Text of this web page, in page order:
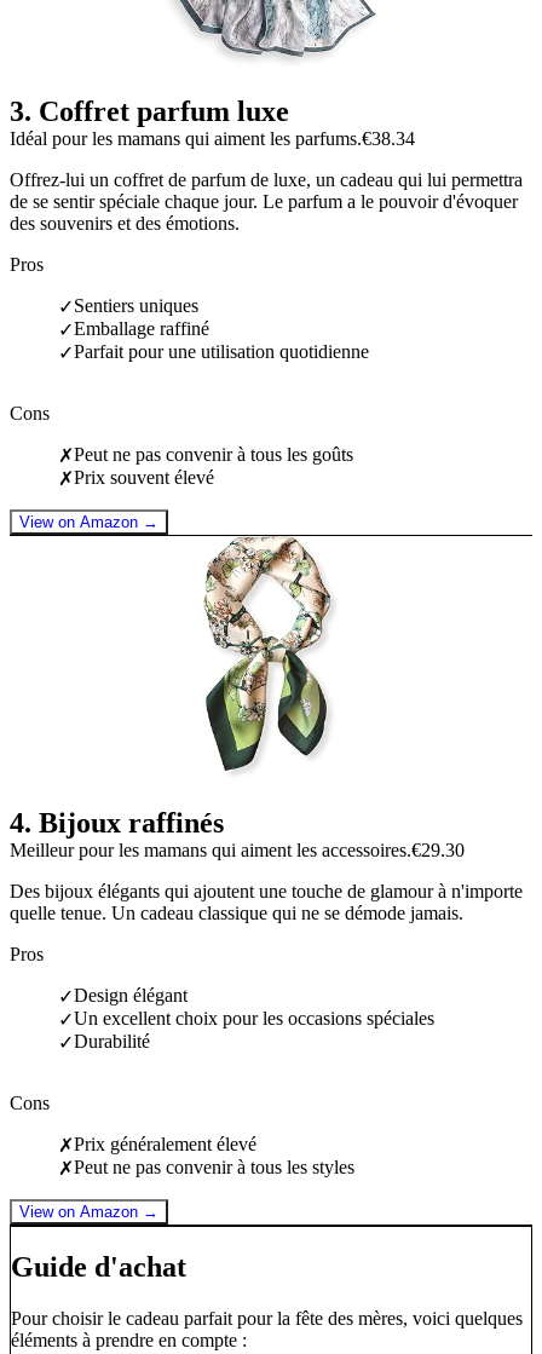
3. Coffret parfum luxe
Idéal pour les mamans qui aiment les parfums.€38.34
Offrez-lui un coffret de parfum de luxe, un cadeau qui lui permettra
de se sentir spéciale chaque jour. Le parfum a le pouvoir d'évoquer
des souvenirs et des émotions.
Pros
✓Sentiers uniques
✓Emballage raffiné
✓Parfait pour une utilisation quotidienne
Cons
✗Peut ne pas convenir à tous les goûts
✗Prix souvent élevé
View on Amazon →
4. Bijoux raffinés
Meilleur pour les mamans qui aiment les accessoires.€29.30
Des bijoux élégants qui ajoutent une touche de glamour à n'importe
quelle tenue. Un cadeau classique qui ne se démode jamais.
Pros
✓Design élégant
✓Un excellent choix pour les occasions spéciales
✓Durabilité
Cons
✗Prix généralement élevé
✗Peut ne pas convenir à tous les styles
View on Amazon →
Guide d'achat
Pour choisir le cadeau parfait pour la fête des mères, voici quelques
éléments à prendre en compte :